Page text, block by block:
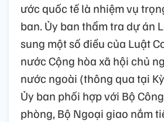
ước quốc tế là nhiệm vụ
ban. Ủy ban thẩm tra dự án
sung một số điều của Luật
nước Cộng hòa xã hội chủ
nước ngoài (thông qua tại
Ủy ban phối hợp với Bộ
phòng, Bộ Ngoại giao nắm